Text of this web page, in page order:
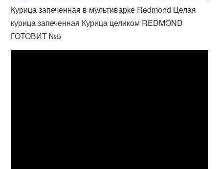
Курица запеченная в мультиварке Redmond Целая
курица запеченная Курица целиком REDMOND
ГОТОВИТ №5